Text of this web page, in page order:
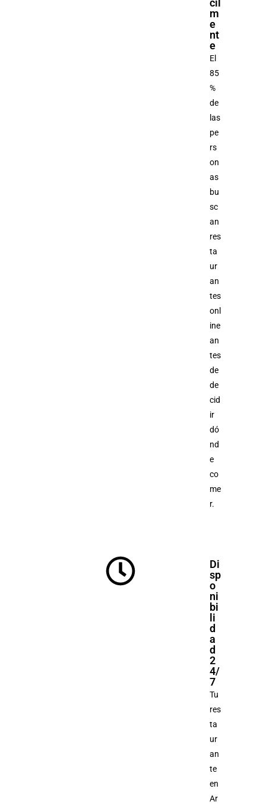
cil
m
e
nt
e
El
85
%
de
las
pe
rs
on
as
bu
sc
an
res
ta
ur
an
tes
onl
ine
an
tes
de
de
cid
ir
dó
nd
e
co
me
r.
Di
sp
o
ni
bi
li
d
a
d
2
4/
7
Tu
res
ta
ur
an
te
en
Ar